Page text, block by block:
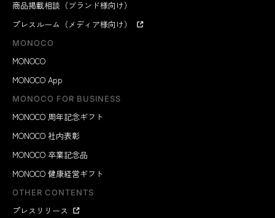
商品掲載相談（ブランド様向け）
プレスルーム（メディア様向け）
MONOCO
MONOCO
MONOCO App
MONOCO FOR BUSINESS
MONOCO 周年記念ギフト
MONOCO 社内表彰
MONOCO 卒業記念品
MONOCO 健康経営ギフト
OTHER CONTENTS
プレスリリース